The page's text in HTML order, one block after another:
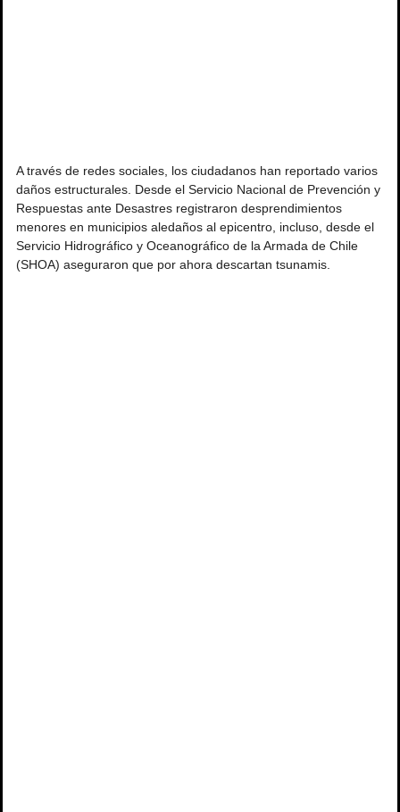
A través de redes sociales, los ciudadanos han reportado varios
daños estructurales. Desde el Servicio Nacional de Prevención y
Respuestas ante Desastres registraron desprendimientos
menores en municipios aledaños al epicentro, incluso, desde el
Servicio Hidrográfico y Oceanográfico de la Armada de Chile
(SHOA) aseguraron que por ahora descartan tsunamis.